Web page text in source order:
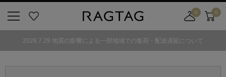
気
0
舗
0
2026.7.29 地震の影響による一部地域での集荷・配送遅延について